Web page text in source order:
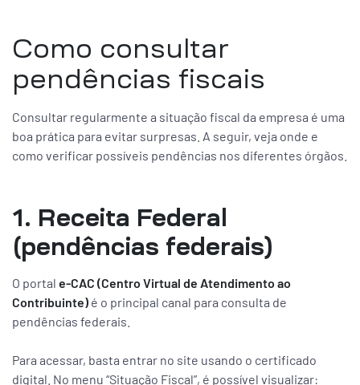
Como consultar
pendências fiscais
Consultar regularmente a situação fiscal da empresa é uma
boa prática para evitar surpresas. A seguir, veja onde e
como verificar possíveis pendências nos diferentes órgãos.
1. Receita Federal
(pendências federais)
O portal e-CAC (Centro Virtual de Atendimento ao
Contribuinte) é o principal canal para consulta de
pendências federais.
Para acessar, basta entrar no site usando o certificado
digital. No menu “Situação Fiscal”, é possível visualizar: